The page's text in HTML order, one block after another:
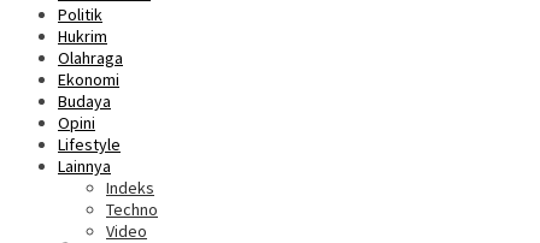
Politik
Hukrim
Olahraga
Ekonomi
Budaya
Opini
Lifestyle
Lainnya
Indeks
Techno
Video